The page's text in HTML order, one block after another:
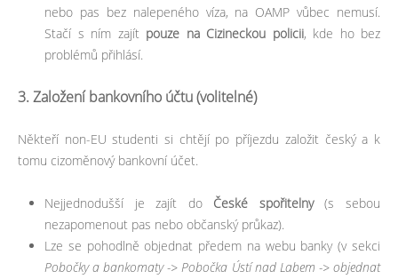
nebo pas bez nalepeného víza, na OAMP vůbec nemusí.
Stačí s ním zajít pouze na Cizineckou policii, kde ho bez
problémů přihlásí.
3. Založení bankovního účtu (volitelné)
Někteří non-EU studenti si chtějí po příjezdu založit český a k
tomu cizoměnový bankovní účet.
Nejjednodušší je zajít do České spořitelny(s sebou
nezapomenout pas nebo občanský průkaz).
Lze se pohodlně objednat předem na webu banky (v sekci
Pobočky a bankomaty -> Pobočka Ústí nad Labem -> objednat